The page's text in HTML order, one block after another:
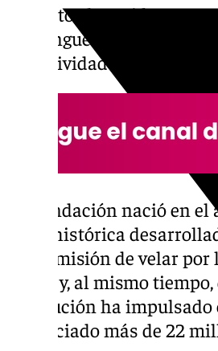
Los actos han sido
Domínguez, el director
de Actividades y
La Fundación nació en
labor histórica
doble misión de velar
banco y, al mismo
institución ha impulsado
beneficiado más de 22